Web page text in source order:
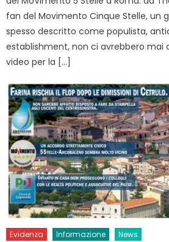
fan del Movimento Cinque Stelle, un
spesso descritto come populista,
establishment, non ci avrebbero mai
video per la […]
Evidenza Informazione News